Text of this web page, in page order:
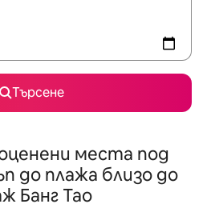
Търсене
места под
до плажа близо до
Банг Тао